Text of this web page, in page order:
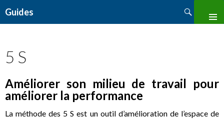
Guides
5 S
Améliorer son milieu de travail pour
améliorer la performance
La méthode des 5 S est un outil d’amélioration de l’espace de